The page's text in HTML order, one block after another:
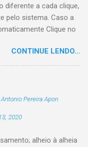
diferente a cada clique,
pelo sistema. Caso a
Clique no
CONTINUE LENDO...
Antonio Pereira Apon
2020
alheio à alheia